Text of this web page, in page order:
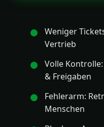
Weniger
Vertrieb
Volle
& Freigaben
Fehlerarm:
Menschen